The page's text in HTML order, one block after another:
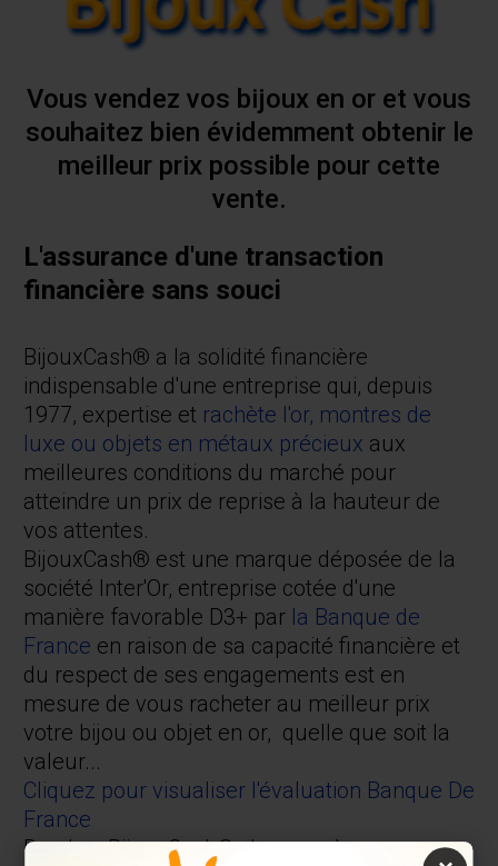
Vous vendez vos bijoux en or et vous
souhaitez bien évidemment obtenir le
meilleur prix possible pour cette
vente.
L'assurance d'une transaction
financière sans souci
BijouxCash® a la solidité financière
indispensable d'une entreprise qui, depuis
1977, expertise et rachète l'or, montres de
luxe ou objets en métaux précieux aux
meilleures conditions du marché pour
atteindre un prix de reprise à la hauteur de
vos attentes.
BijouxCash® est une marque déposée de la
société Inter'Or, entreprise cotée d'une
manière favorable D3+ par la Banque de
France en raison de sa capacité financière et
du respect de ses engagements est en
mesure de vous racheter au meilleur prix
votre bijou ou objet en or, quelle que soit la
valeur...
Cliquez pour visualiser l'évaluation Banque De
France
De plus, BijouxCash® s'engage à vous